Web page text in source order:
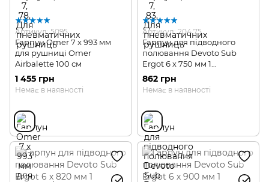
Артикул: 5095
Гарпун Omer 7 x 993 мм
для рушниці Omer
Airbalette 100 см
1 455 грн
Немає в наявності
Артикул: 204.75
Гарпун для підводного
полювання Devoto Sub
Ergot 6 х 750 мм 1
прапорець
862 грн
Немає в наявності